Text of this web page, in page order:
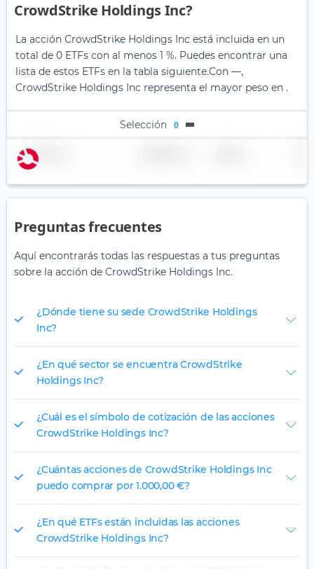
CrowdStrike Holdings Inc?
La acción CrowdStrike Holdings Inc está incluida en un
total de 0 ETFs con al menos 1 %. Puedes encontrar una
lista de estos ETFs en la tabla siguiente.Con —,
CrowdStrike Holdings Inc representa el mayor peso en .
Selección 0
Nombre
Preguntas frecuentes
Aquí encontrarás todas las respuestas a tus preguntas
sobre la acción de CrowdStrike Holdings Inc.
¿Dónde tiene su sede CrowdStrike Holdings
Inc?
¿En qué sector se encuentra CrowdStrike
Holdings Inc?
¿Cuál es el símbolo de cotización de las acciones
CrowdStrike Holdings Inc?
¿Cuántas acciones de CrowdStrike Holdings Inc
puedo comprar por 1.000,00 €?
¿En qué ETFs están incluidas las acciones
CrowdStrike Holdings Inc?